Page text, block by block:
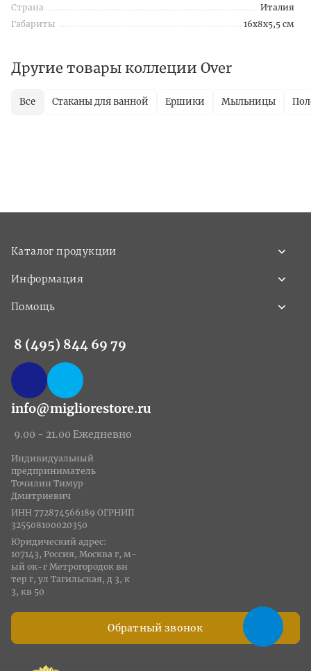
Страна
Италия
Габариты
16x8x5,5 см
Другие товары коллеции Over
Все Стаканы для ванной Ершики Мыльницы
Каталог продукции
Информация
Помощь
8 (495) 844 69 79
info@migliorestore.ru
9.00 - 21.00 Ежедневно
Обратный звонок
Индивидуальный
предприниматель
Точилин Тимур
Дмитриевич
ИНН 772874566189 ОГРНИП
325508100020350
Юридический адрес:
107143, Россия, Москва г, м-
ый ок-г Метрогородок вн
тер г, ул Тагильская, д 3, к
3, кв 50